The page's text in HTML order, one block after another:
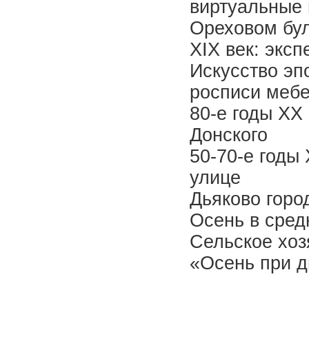
Ореховом
XIХ век:
Искусство
росписи
80-е годы ХХ
Донского
50-70-е годы
улице
Дьяково
Осень в
Сельское
«Осень при